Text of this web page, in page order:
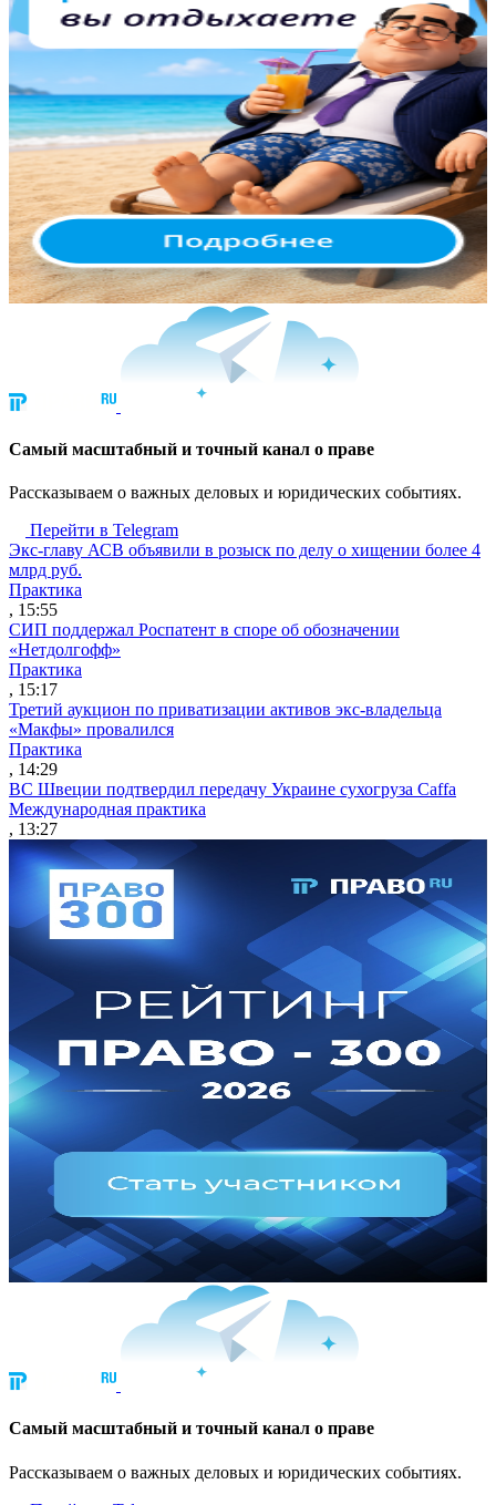
Cамый масштабный и точный канал о праве
Рассказываем о важных деловых и юридических событиях.
Перейти в Telegram
Экс-главу АСВ объявили в розыск по делу о хищении более 4
млрд руб.
Практика
, 15:55
СИП поддержал Роспатент в споре об обозначении
«Нетдолгофф»
Практика
, 15:17
Третий аукцион по приватизации активов экс-владельца
«Макфы» провалился
Практика
, 14:29
ВС Швеции подтвердил передачу Украине сухогруза Caffa
Международная практика
, 13:27
Cамый масштабный и точный канал о праве
Рассказываем о важных деловых и юридических событиях.